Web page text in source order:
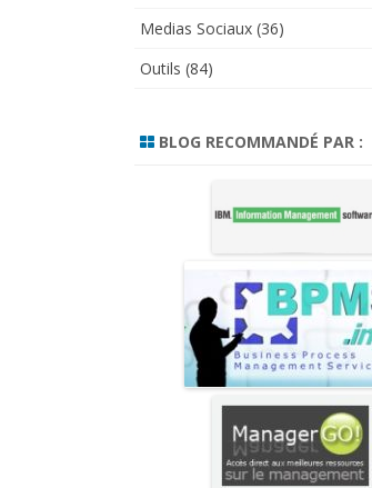
Medias Sociaux(36)
Outils (84)
BLOG RECOMMANDÉ PAR :